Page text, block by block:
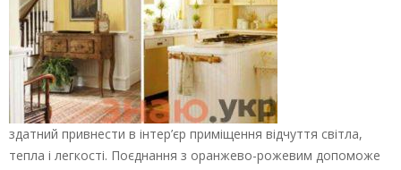
здатний привнести в інтер’єр приміщення відчуття світла,
тепла і легкості. Поєднання з оранжево-рожевим допоможе